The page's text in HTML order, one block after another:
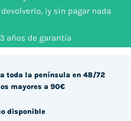
¡y sin pagar nada
años de garantía
toda la península en 48/72
mayores a 90€
disponible